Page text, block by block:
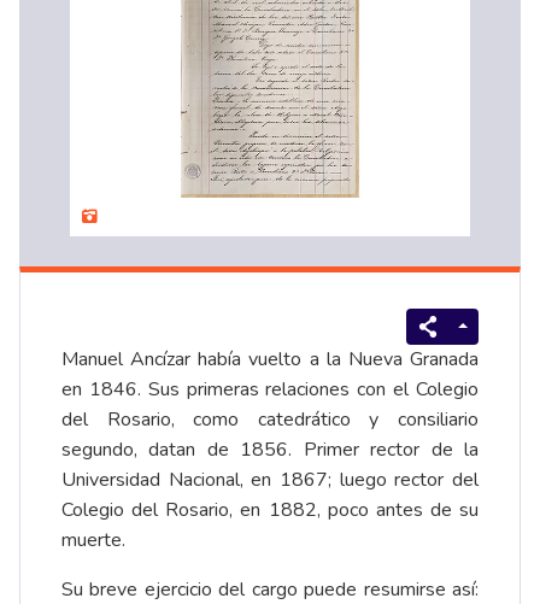
Manuel Ancízar había vuelto a la Nueva Granada
en 1846. Sus primeras relaciones con el Colegio
del Rosario, como catedrático y consiliario
segundo, datan de 1856. Primer rector de la
Universidad Nacional, en 1867; luego rector del
Colegio del Rosario, en 1882, poco antes de su
muerte.
Su breve ejercicio del cargo puede resumirse así: